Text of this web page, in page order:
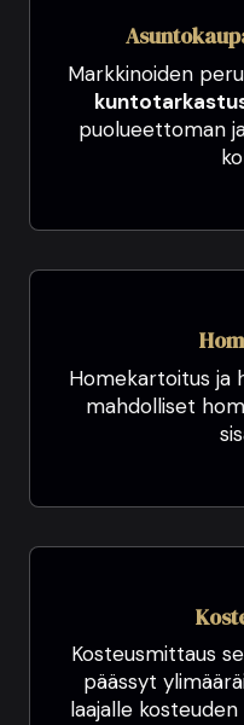
Markkinoiden
puolueettoman
Homekartoitus ja
mahdolliset
Kosteusmittaus
päässyt
laajalle